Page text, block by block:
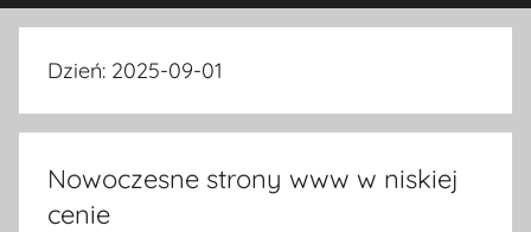
Dzień: 2025-09-01
Nowoczesne strony www w niskiej
cenie